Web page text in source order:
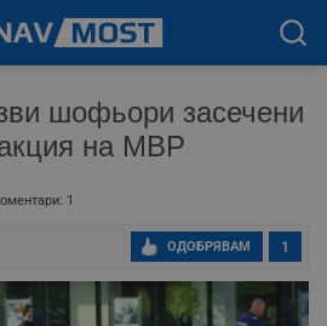
шофьори засечени
на МВР
1
1
ОДОБРЯВАМ